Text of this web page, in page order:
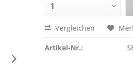
Vergleichen
Artikel-Nr.: